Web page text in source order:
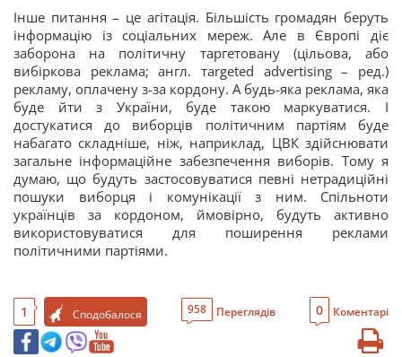
Інше питання – це агітація. Більшість громадян беруть
інформацію із соціальних мереж. Але в Європі діє
заборона на політичну таргетовану (цільова, або
вибіркова реклама; англ. тargeted advertising – ред.)
рекламу, оплачену з-за кордону. А будь-яка реклама, яка
буде йти з України, буде такою маркуватися. І
достукатися до виборців політичним партіям буде
набагато складніше, ніж, наприклад, ЦВК здійснювати
загальне інформаційне забезпечення виборів. Тому я
думаю, що будуть застосовуватися певні нетрадиційні
пошуки виборця і комунікації з ним. Спільноти
українців за кордоном, ймовірно, будуть активно
використовуватися для поширення реклами
політичними партіями.
1 Сподобалося 958 Переглядів 0 Коментарі